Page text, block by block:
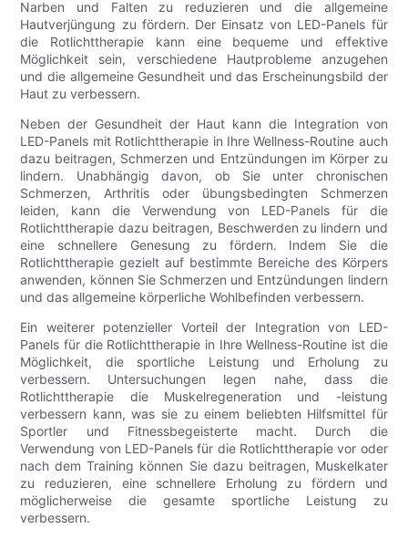
Narben und Falten zu reduzieren und die allgemeine
Hautverjüngung zu fördern. Der Einsatz von LED-Panels für
die Rotlichttherapie kann eine bequeme und effektive
Möglichkeit sein, verschiedene Hautprobleme anzugehen
und die allgemeine Gesundheit und das Erscheinungsbild der
Haut zu verbessern.
Neben der Gesundheit der Haut kann die Integration von
LED-Panels mit Rotlichttherapie in Ihre Wellness-Routine auch
dazu beitragen, Schmerzen und Entzündungen im Körper zu
lindern. Unabhängig davon, ob Sie unter chronischen
Schmerzen, Arthritis oder übungsbedingten Schmerzen
leiden, kann die Verwendung von LED-Panels für die
Rotlichttherapie dazu beitragen, Beschwerden zu lindern und
eine schnellere Genesung zu fördern. Indem Sie die
Rotlichttherapie gezielt auf bestimmte Bereiche des Körpers
anwenden, können Sie Schmerzen und Entzündungen lindern
und das allgemeine körperliche Wohlbefinden verbessern.
Ein weiterer potenzieller Vorteil der Integration von LED-
Panels für die Rotlichttherapie in Ihre Wellness-Routine ist die
Möglichkeit, die sportliche Leistung und Erholung zu
verbessern. Untersuchungen legen nahe, dass die
Rotlichttherapie die Muskelregeneration und -leistung
verbessern kann, was sie zu einem beliebten Hilfsmittel für
Sportler und Fitnessbegeisterte macht. Durch die
Verwendung von LED-Panels für die Rotlichttherapie vor oder
nach dem Training können Sie dazu beitragen, Muskelkater
zu reduzieren, eine schnellere Erholung zu fördern und
möglicherweise die gesamte sportliche Leistung zu
verbessern.